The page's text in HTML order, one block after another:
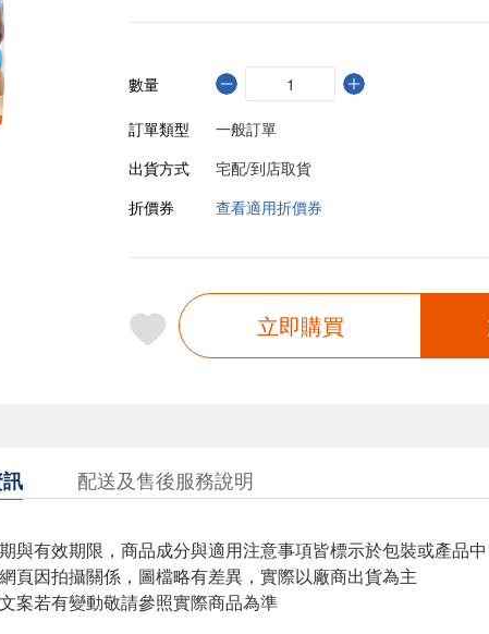
數量
訂單類型
一般訂單
出貨方式
宅配/到店取貨
折價券
查看適用折價券
立即購買
配送及售後服務說明
與有效期限，商品成分與適用注意事項皆標示於包裝或產品中
頁因拍攝關係，圖檔略有差異，實際以廠商出貨為主
案若有變動敬請參照實際商品為準